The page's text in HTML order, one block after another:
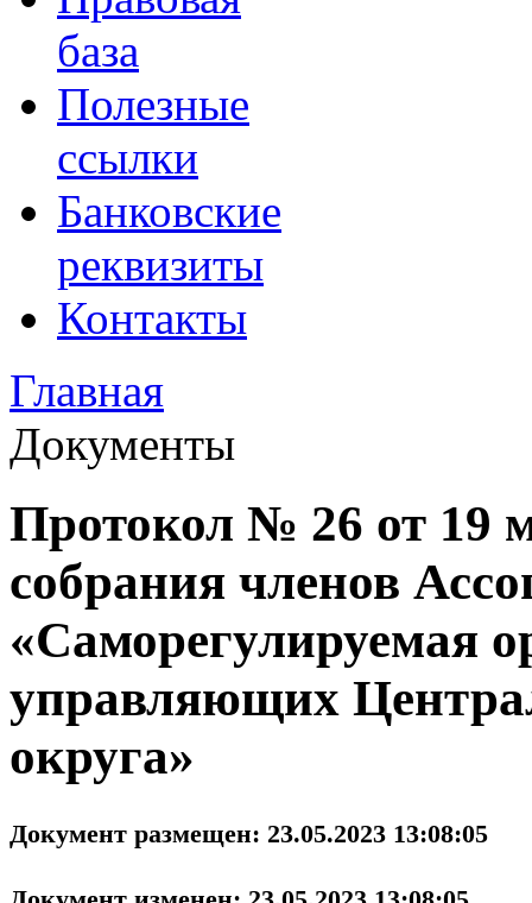
база
Полезные
ссылки
Банковские
реквизиты
Контакты
Главная
Документы
Протокол № 26 от 19
собрания членов
«Саморегулируемая
управляющих
округа»
Документ размещен: 23.05.2023 13:08:05